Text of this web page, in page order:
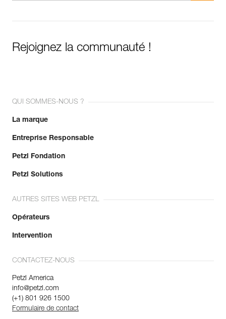
Rejoignez la communauté !
QUI SOMMES-NOUS ?
La marque
Entreprise Responsable
Petzl Fondation
Petzl Solutions
AUTRES SITES WEB PETZL
Opérateurs
Intervention
CONTACTEZ-NOUS
Petzl America
info@petzl.com
(+1) 801 926 1500
Formulaire de contact